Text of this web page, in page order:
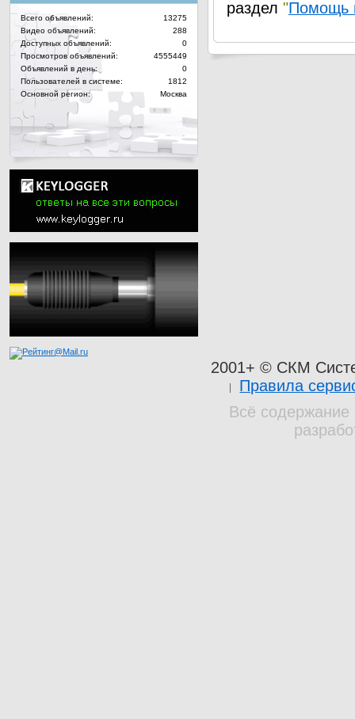
раздел "Помощь
Всего объявлений:
13275
Видео объявлений:
288
Доступных объявлений:
0
Просмотров объявлений:
4555449
Объявлений в день:
0
Пользователей в системе:
1812
Основной регион:
Москва
2001+ © СКМ
Правила
Всё содержание